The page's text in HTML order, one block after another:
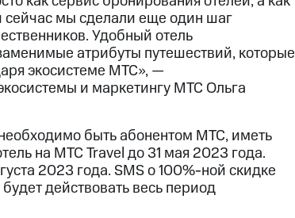
сейчас мы сделали еще один шаг
Удобный отель
атрибуты путешествий, которые
экосистеме МТС», —
и маркетингу МТС Ольга
быть абонентом МТС, иметь
на МТС Travel до 31 мая 2023 года.
2023 года. SMS о 100%-ной скидке
действовать весь период